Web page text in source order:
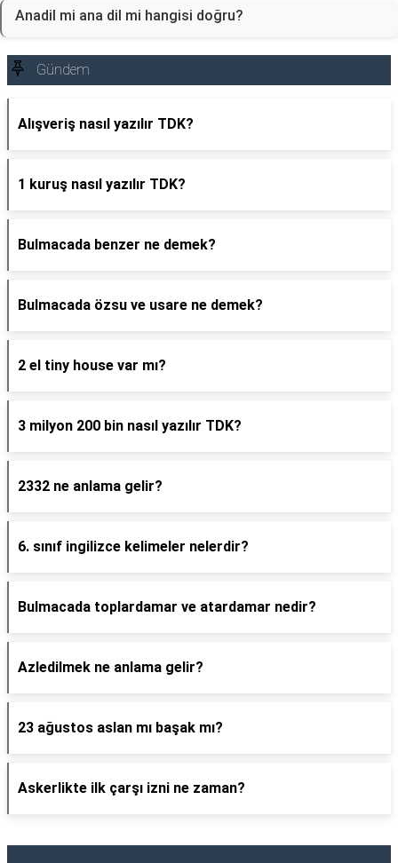
Anadil mi ana dil mi hangisi doğru?
Gündem
Alışveriş nasıl yazılır TDK?
1 kuruş nasıl yazılır TDK?
Bulmacada benzer ne demek?
Bulmacada özsu ve usare ne demek?
2 el tiny house var mı?
3 milyon 200 bin nasıl yazılır TDK?
2332 ne anlama gelir?
6. sınıf ingilizce kelimeler nelerdir?
Bulmacada toplardamar ve atardamar nedir?
Azledilmek ne anlama gelir?
23 ağustos aslan mı başak mı?
Askerlikte ilk çarşı izni ne zaman?